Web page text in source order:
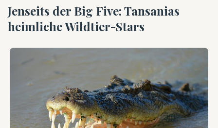
Jenseits der Big Five: Tansanias
heimliche Wildtier-Stars